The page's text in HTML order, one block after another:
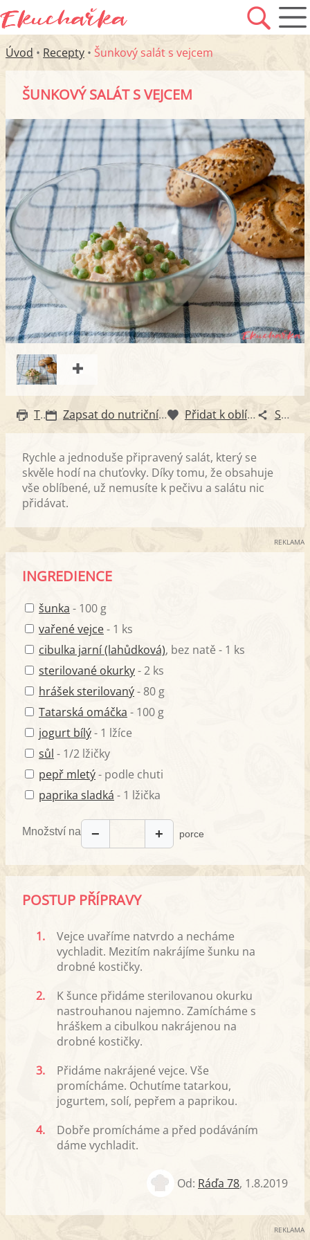
Úvod • Recepty • Šunkový salát s vejcem
ŠUNKOVÝ SALÁT S VEJCEM
Tisk Zapsat do nutričního diáře Přidat k oblíbeným Sdílet
Rychle a jednoduše připravený salát, který se
skvěle hodí na chuťovky. Díky tomu, že obsahuje
vše oblíbené, už nemusíte k pečivu a salátu nic
přidávat.
REKLAMA
INGREDIENCE
šunka - 100 g
vařené vejce- 1 ks
cibulka jarní (lahůdková), bez natě - 1 ks
sterilované okurky- 2 ks
hrášek sterilovaný- 80 g
Tatarská omáčka - 100 g
jogurt bílý- 1 lžíce
sůl - 1/2 lžičky
pepř mletý- podle chuti
paprika sladká - 1 lžička
Množství na − + porce
POSTUP PŘÍPRAVY
1.
Vejce uvaříme natvrdo a necháme
vychladit. Mezitím nakrájíme šunku na
drobné kostičky.
2.
K šunce přidáme sterilovanou okurku
nastrouhanou najemno. Zamícháme s
hráškem a cibulkou nakrájenou na
drobné kostičky.
3.
Přidáme nakrájené vejce. Vše
promícháme. Ochutíme tatarkou,
jogurtem, solí, pepřem a paprikou.
4.
Dobře promícháme a před podáváním
dáme vychladit.
Od: Ráďa 78, 1.8.2019
REKLAMA